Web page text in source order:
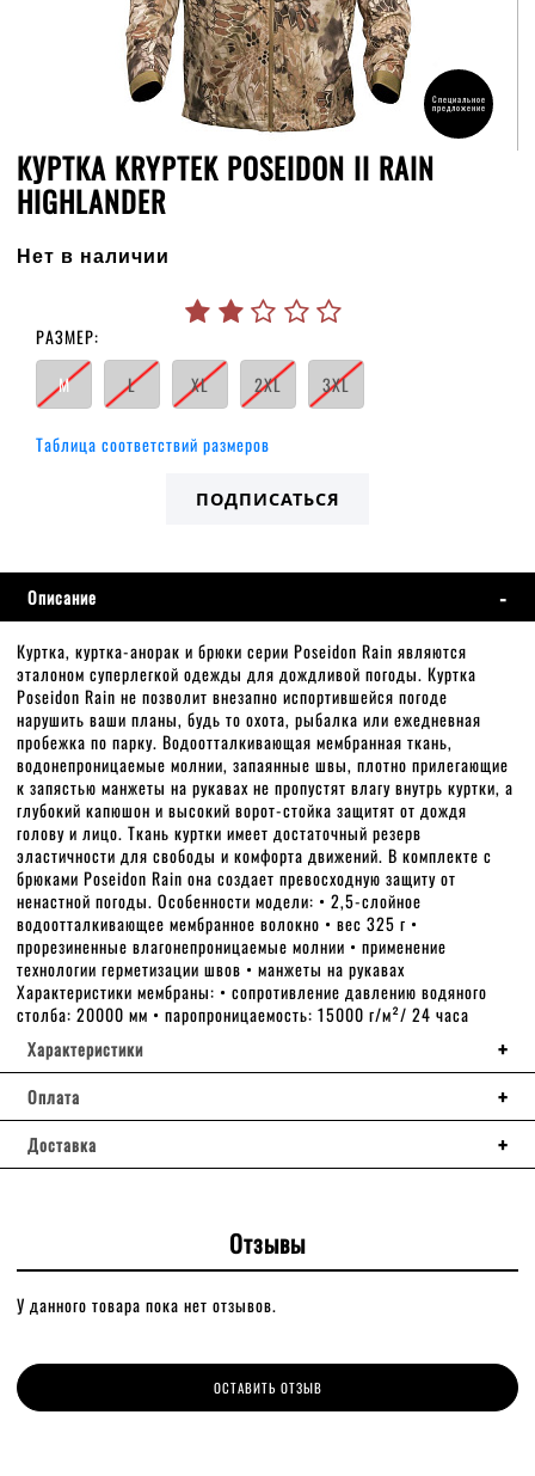
Специальное
предложение
КУРТКА KRYPTEK POSEIDON II RAIN
HIGHLANDER
Нет в наличии
РАЗМЕР:
M
L XL 2XL 3XL
Таблица соответствий размеров
ПОДПИСАТЬСЯ
Описание
Куртка, куртка-анорак и брюки серии Poseidon Rain являются
эталоном суперлегкой одежды для дождливой погоды. Куртка
Poseidon Rain не позволит внезапно испортившейся погоде
нарушить ваши планы, будь то охота, рыбалка или ежедневная
пробежка по парку. Водоотталкивающая мембранная ткань,
водонепроницаемые молнии, запаянные швы, плотно прилегающие
к запястью манжеты на рукавах не пропустят влагу внутрь куртки, а
глубокий капюшон и высокий ворот-стойка защитят от дождя
голову и лицо. Ткань куртки имеет достаточный резерв
эластичности для свободы и комфорта движений. В комплекте с
брюками Poseidon Rain она создает превосходную защиту от
ненастной погоды. Особенности модели: • 2,5-слойное
водоотталкивающее мембранное волокно • вес 325 г •
прорезиненные влагонепроницаемые молнии • применение
технологии герметизации швов • манжеты на рукавах
Характеристики мембраны: • сопротивление давлению водяного
столба: 20000 мм • паропроницаемость: 15000 г/м²/ 24 часа
Характеристики
Оплата
Доставка
Отзывы
У данного товара пока нет отзывов.
ОСТАВИТЬ ОТЗЫВ